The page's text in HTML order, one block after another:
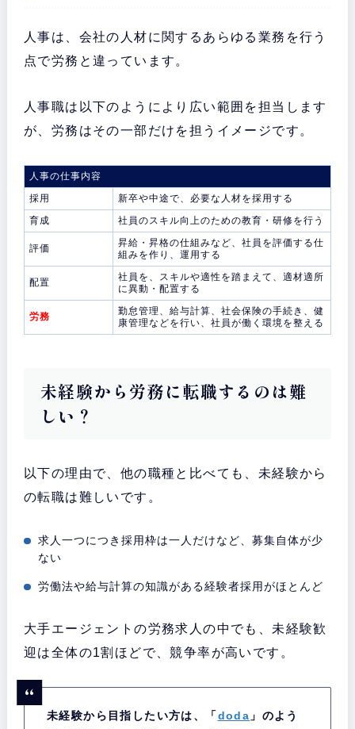
人事は、会社の人材に関するあらゆる業務を行う
点で労務と違っています。
人事職は以下のようにより広い範囲を担当します
が、労務はその一部だけを担うイメージです。
人事の仕事内容
採用
新卒や中途で、必要な人材を採用する
育成
社員のスキル向上のための教育・研修を行う
評価
昇給・昇格の仕組みなど、社員を評価する仕
組みを作り、運用する
配置
社員を、スキルや適性を踏まえて、適材適所
に異動・配置する
労務
勤怠管理、給与計算、社会保険の手続き、健
康管理などを行い、社員が働く環境を整える
未経験から労務に転職するのは難
しい？
以下の理由で、他の職種と比べても、未経験から
の転職は難しいです。
求人一つにつき採用枠は一人だけなど、募集自体が少
ない
労働法や給与計算の知識がある経験者採用がほとんど
大手エージェントの労務求人の中でも、未経験歓
迎は全体の1割ほどで、競争率が高いです。
未経験から目指したい方は、「doda 」のよう